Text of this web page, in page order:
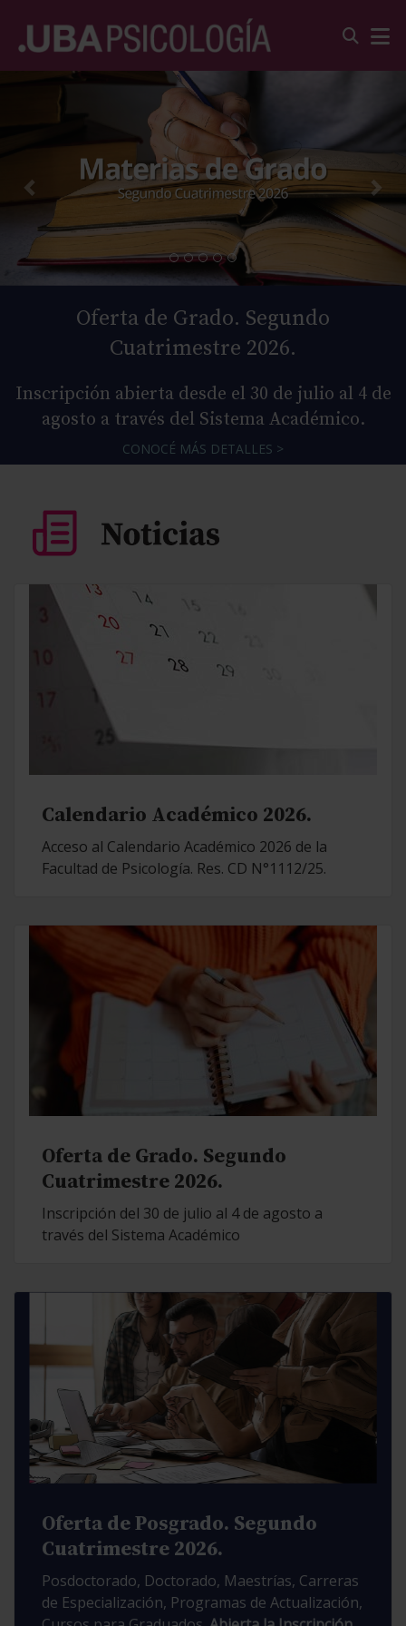
Oferta de Grado. Segundo
Cuatrimestre 2026.
Inscripción abierta desde el 30 de julio al 4 de
agosto a través del Sistema Académico.
CONOCÉ MÁS DETALLES >
Calendario Académico 2026.
Acceso al Calendario Académico 2026 de la
Facultad de Psicología. Res. CD N°1112/25.
Oferta de Grado. Segundo
Cuatrimestre 2026.
Inscripción del 30 de julio al 4 de agosto a
través del Sistema Académico
Oferta de Posgrado. Segundo
Cuatrimestre 2026.
Posdoctorado, Doctorado, Maestrías, Carreras
de Especialización, Programas de Actualización,